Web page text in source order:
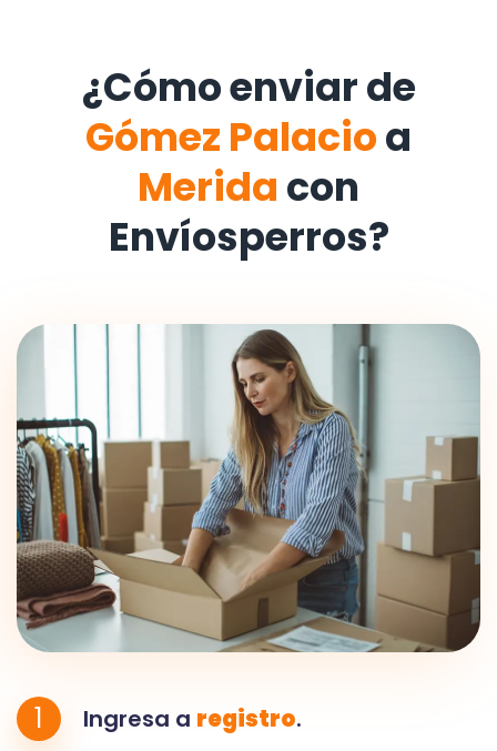
¿Cómo enviar de
Gómez Palacioa
Merida con
Envíosperros?
1 Ingresa a registro.